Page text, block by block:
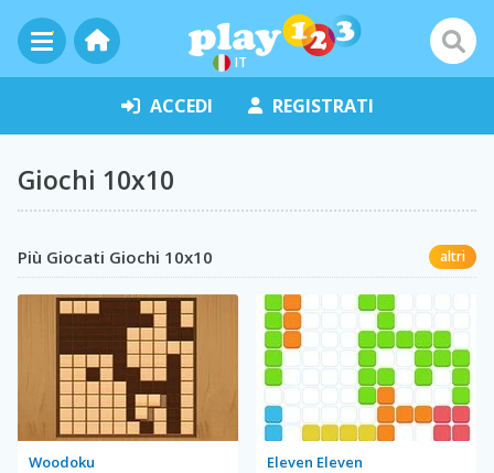
IT
ACCEDI REGISTRATI
Giochi 10x10
Più Giocati Giochi 10x10 altri
Woodoku Eleven Eleven